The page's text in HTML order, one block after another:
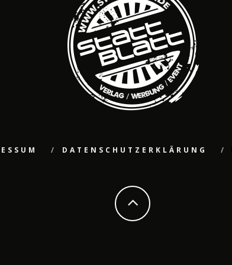
DATENSCHUTZERKLÄRUNG